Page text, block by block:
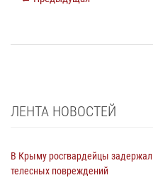
ЛЕНТА НОВОСТЕЙ
В Крыму росгвардейцы
телесных повреждений